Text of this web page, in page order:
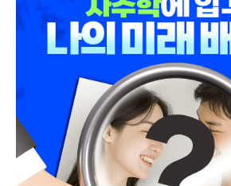
토정비결
오늘의 운세
작명